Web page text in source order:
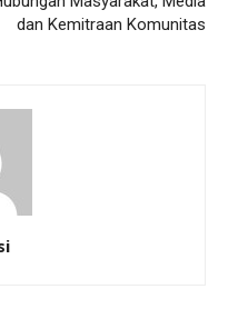
dan Kemitraan Komunitas